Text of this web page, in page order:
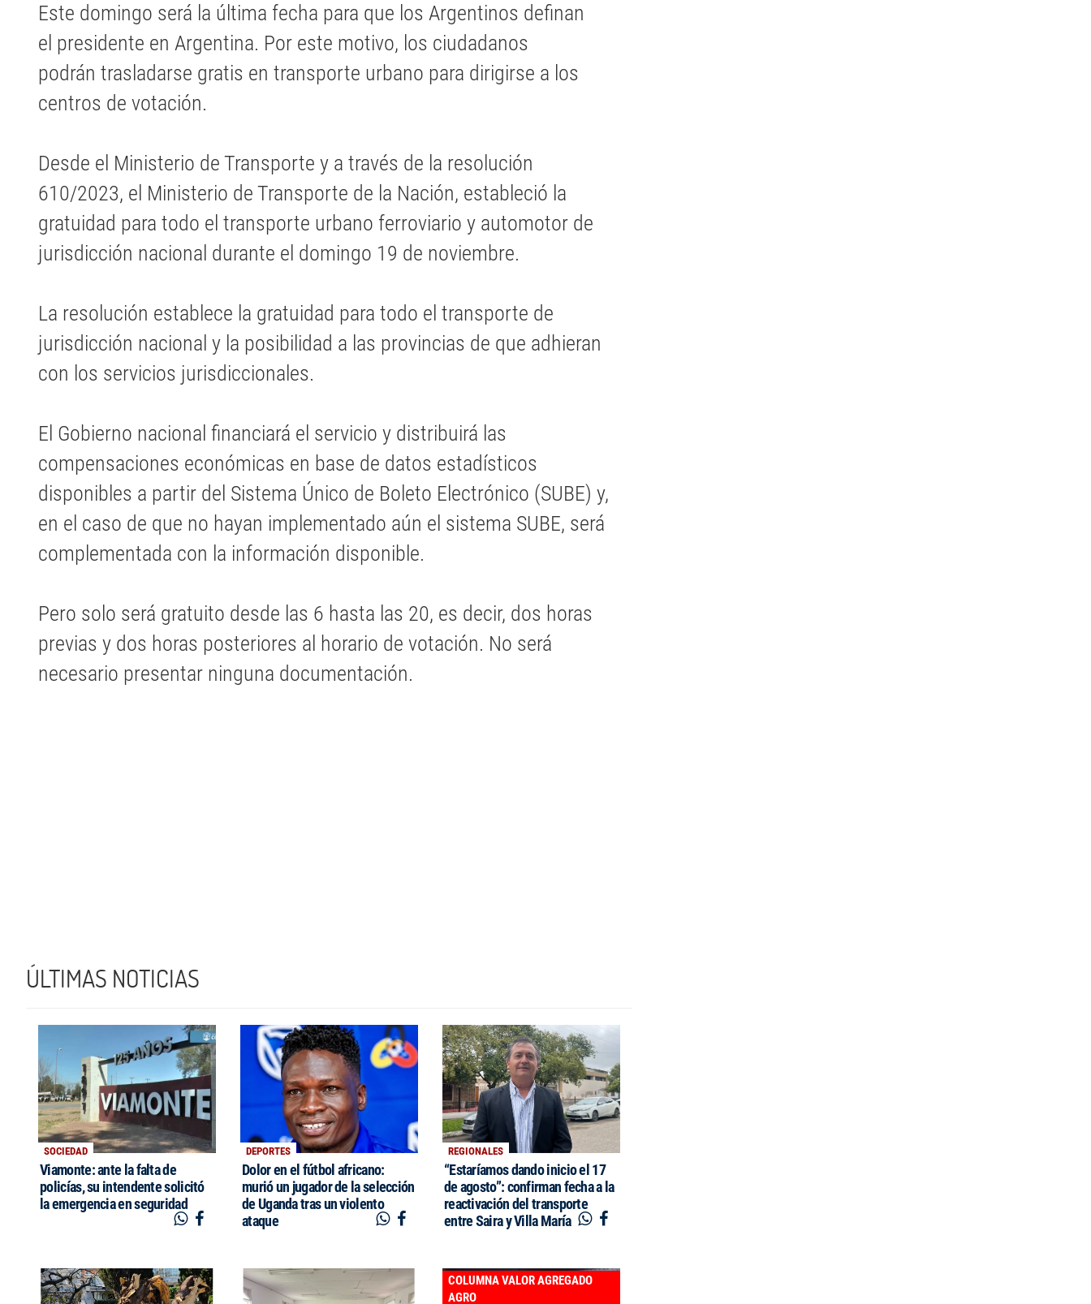
Este domingo será la última fecha para que los Argentinos definan
el presidente en Argentina. Por este motivo, los ciudadanos
podrán trasladarse gratis en transporte urbano para dirigirse a los
centros de votación.
Desde el Ministerio de Transporte y a través de la resolución
610/2023, el Ministerio de Transporte de la Nación, estableció la
gratuidad para todo el transporte urbano ferroviario y automotor de
jurisdicción nacional durante el domingo 19 de noviembre.
La resolución establece la gratuidad para todo el transporte de
jurisdicción nacional y la posibilidad a las provincias de que adhieran
con los servicios jurisdiccionales.
El Gobierno nacional financiará el servicio y distribuirá las
compensaciones económicas en base de datos estadísticos
disponibles a partir del Sistema Único de Boleto Electrónico (SUBE) y,
en el caso de que no hayan implementado aún el sistema SUBE, será
complementada con la información disponible.
Pero solo será gratuito desde las 6 hasta las 20, es decir, dos horas
previas y dos horas posteriores al horario de votación. No será
necesario presentar ninguna documentación.
ÚLTIMAS NOTICIAS
SOCIEDAD
Viamonte: ante la falta de
policías, su intendente solicitó
la emergencia en seguridad
DEPORTES
Dolor en el fútbol africano:
murió un jugador de la selección
de Uganda tras un violento
ataque
REGIONALES
“Estaríamos dando inicio el 17
de agosto”: confirman fecha a la
reactivación del transporte
entre Saira y Villa María
COLUMNA VALOR AGREGADO
AGRO